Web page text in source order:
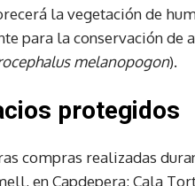
la vegetación de
para la conservación de
melanopogon).
protegidos
compras realizadas
en Capdepera; Cala